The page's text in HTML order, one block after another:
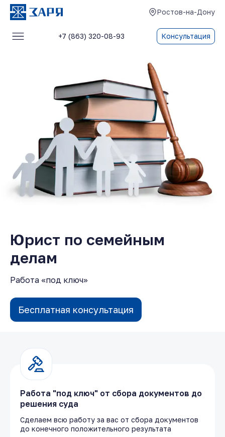
Ростов-на-Дону
+7 (863) 320-08-93 Консультация
Контакты
Юрист по семейным
делам
Работа «под ключ»
Бесплатная консультация
Работа "под ключ" от сбора документов до
решения суда
Сделаем всю работу за вас от сбора документов
до конечного положительного результата